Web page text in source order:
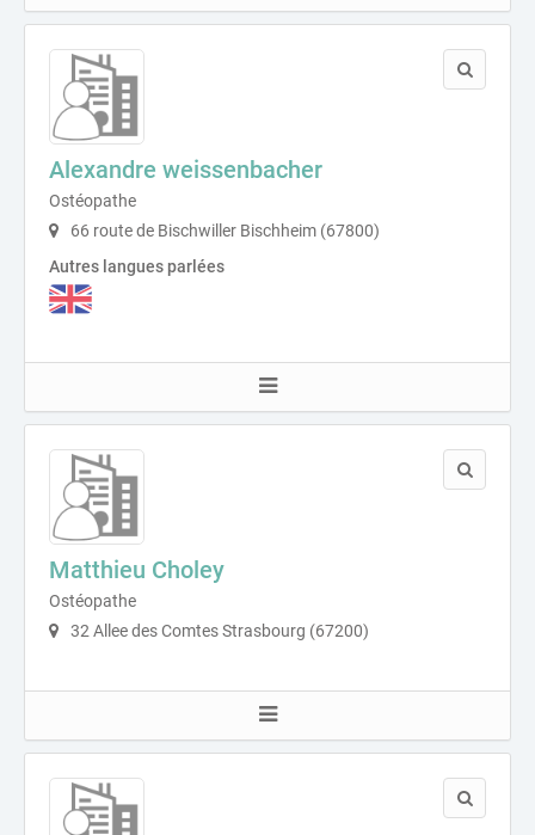
Alexandre weissenbacher
Ostéopathe
66 route de Bischwiller Bischheim (67800)
Autres langues parlées
Matthieu Choley
Ostéopathe
32 Allee des Comtes Strasbourg (67200)